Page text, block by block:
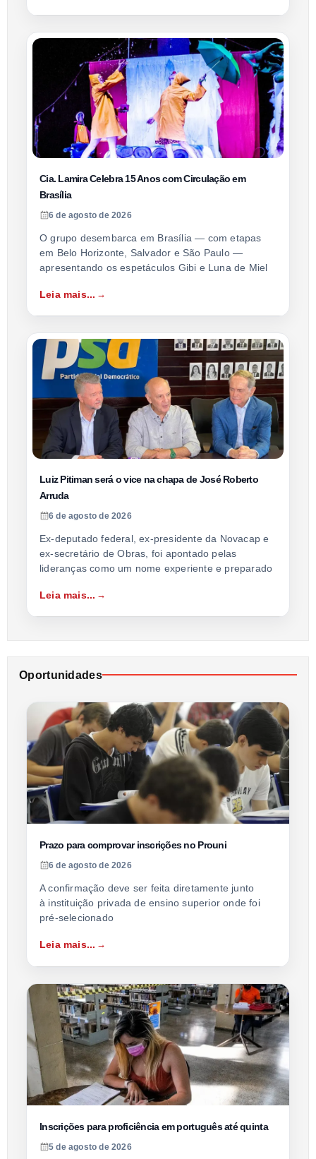
Cia. Lamira Celebra 15 Anos com Circulação em
Brasília
6 de agosto de 2026
O grupo desembarca em Brasília — com etapas
em Belo Horizonte, Salvador e São Paulo —
apresentando os espetáculos Gibi e Luna de Miel
Leia mais...
Luiz Pitiman será o vice na chapa de José Roberto
Arruda
6 de agosto de 2026
Ex-deputado federal, ex-presidente da Novacap e
ex-secretário de Obras, foi apontado pelas
lideranças como um nome experiente e preparado
Leia mais...
Oportunidades
Prazo para comprovar inscrições no Prouni
6 de agosto de 2026
A confirmação deve ser feita diretamente junto
à instituição privada de ensino superior onde foi
pré-selecionado
Leia mais...
Inscrições para proficiência em português até quinta
5 de agosto de 2026